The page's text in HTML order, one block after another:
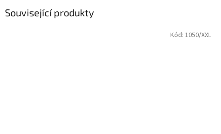
Související produkty
Kód: 1050/XXL